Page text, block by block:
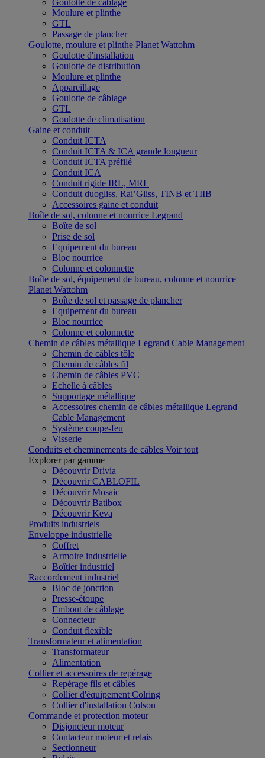
Goulotte de câblage
Moulure et plinthe
GTL
Passage de plancher
Goulotte, moulure et plinthe Planet Wattohm
Goulotte d'installation
Goulotte de distribution
Moulure et plinthe
Appareillage
Goulotte de câblage
GTL
Goulotte de climatisation
Gaine et conduit
Conduit ICTA
Conduit ICTA & ICA grande longueur
Conduit ICTA préfilé
Conduit ICA
Conduit rigide IRL, MRL
Conduit duogliss, Rai’Gliss, TINB et TIIB
Accessoires gaine et conduit
Boîte de sol, colonne et nourrice Legrand
Boîte de sol
Prise de sol
Equipement du bureau
Bloc nourrice
Colonne et colonnette
Boîte de sol, équipement de bureau, colonne et nourrice
Planet Wattohm
Boîte de sol et passage de plancher
Equipement du bureau
Bloc nourrice
Colonne et colonnette
Chemin de câbles métallique Legrand Cable Management
Chemin de câbles tôle
Chemin de câbles fil
Chemin de câbles PVC
Echelle à câbles
Supportage métallique
Accessoires chemin de câbles métallique Legrand
Cable Management
Système coupe-feu
Visserie
Conduits et cheminements de câbles Voir tout
Explorer par gamme
Découvrir Drivia
Découvrir CABLOFIL
Découvrir Mosaic
Découvrir Batibox
Découvrir Keva
Produits industriels
Enveloppe industrielle
Coffret
Armoire industrielle
Boîtier industriel
Raccordement industriel
Bloc de jonction
Presse-étoupe
Embout de câblage
Connecteur
Conduit flexible
Transformateur et alimentation
Transformateur
Alimentation
Collier et accessoires de repérage
Repérage fils et câbles
Collier d'équipement Colring
Collier d'installation Colson
Commande et protection moteur
Disjoncteur moteur
Contacteur moteur et relais
Sectionneur